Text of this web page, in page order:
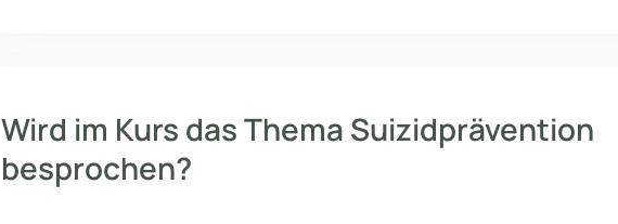
Wird im Kurs das Thema Suizidprävention
besprochen?